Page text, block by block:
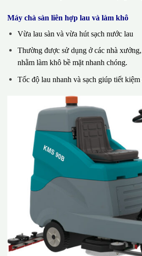
Máy chà sàn liên hợp lau và làm khô
Vừa lau sàn và vừa hút sạch nước lau
Thường được sử dụng ở các nhà
nhằm làm khô bề mặt nhanh chóng.
Tốc độ lau nhanh và sạch giúp tiết